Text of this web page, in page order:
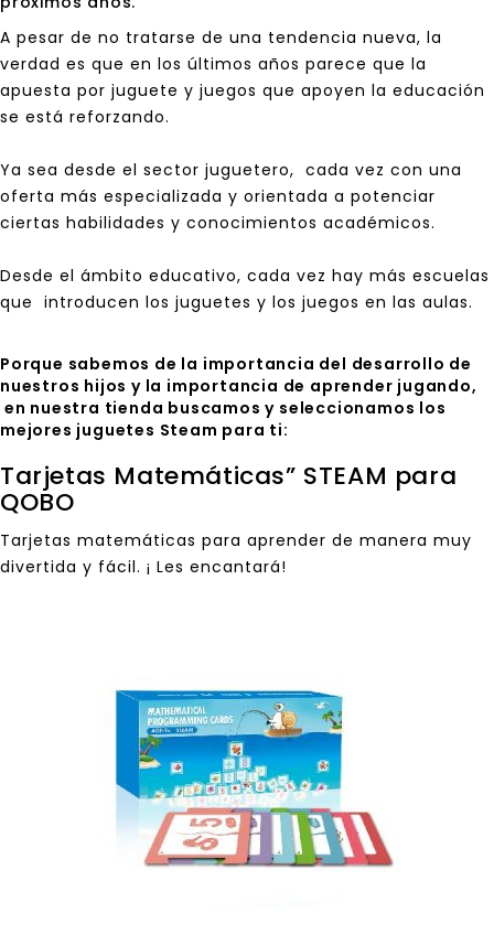
A pesar de no tratarse de una tendencia nueva, la
verdad es que en los últimos años parece que la
apuesta por juguete y juegos que apoyen la educación
se está reforzando.
Ya sea desde el sector juguetero, cada vez con una
oferta más especializada y orientada a potenciar
ciertas habilidades y conocimientos académicos.
Desde el ámbito educativo, cada vez hay más escuelas
que introducen los juguetes y los juegos en las aulas.
Porque sabemos de la importancia del desarrollo de
nuestros hijos y la importancia de aprender jugando,
en nuestra tienda buscamos y seleccionamos los
mejores juguetes Steam para ti:
Tarjetas Matemáticas” STEAM para
QOBO
Tarjetas matemáticas para aprender de manera muy
divertida y fácil. ¡ Les encantará!